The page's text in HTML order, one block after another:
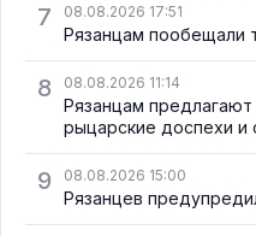
7 08.08.2026 17:51
Рязанцам пообещали
8 08.08.2026 11:14
Рязанцам
рыцарские доспехи
9 08.08.2026 15:00
Рязанцев